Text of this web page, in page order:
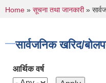
You are here
Home » सूचना तथा जानकारी»
सार्वजनिक खरिद/
आर्थिक वर्ष